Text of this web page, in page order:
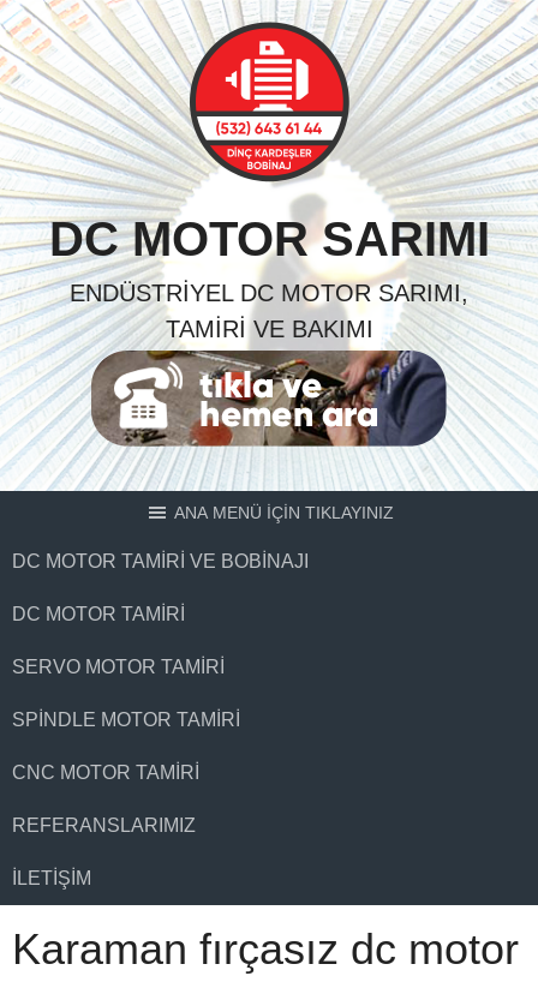
Skip
to
content
DC MOTOR SARIMI
ENDÜSTRIYEL DC MOTOR SARIMI,
TAMIRI VE BAKIMI
ANA MENÜ İÇİN TIKLAYINIZ
DC MOTOR TAMIRI VE BOBINAJI
DC MOTOR TAMIRI
SERVO MOTOR TAMIRI
SPINDLE MOTOR TAMIRI
CNC MOTOR TAMIRI
REFERANSLARIMIZ
İLETIŞIM
Karaman fırçasız dc motor